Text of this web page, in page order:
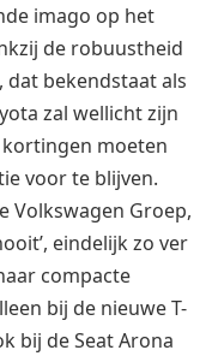
imago op het
de robuustheid
bekendstaat als
zal wellicht zijn
moeten
voor te blijven.
Volkswagen Groep,
eindelijk zo ver
compacte
bij de nieuwe T-
bij de Seat Arona